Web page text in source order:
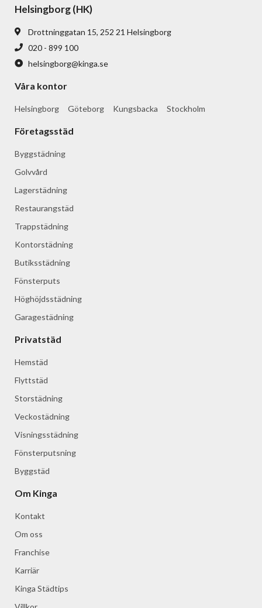
Helsingborg (HK)
Drottninggatan 15, 252 21 Helsingborg
020 - 899 100
helsingborg@kinga.se
Våra kontor
Helsingborg Göteborg Kungsbacka Stockholm
Företagsstäd
Byggstädning
Golvvård
Lagerstädning
Restaurangstäd
Trappstädning
Kontorstädning
Butiksstädning
Fönsterputs
Höghöjdsstädning
Garagestädning
Privatstäd
Hemstäd
Flyttstäd
Storstädning
Veckostädning
Visningsstädning
Fönsterputsning
Byggstäd
Om Kinga
Kontakt
Om oss
Franchise
Karriär
Kinga Städtips